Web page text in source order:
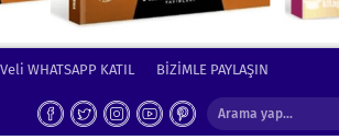
WHATSAPP KATIL BİZİMLE PAYLAŞIN